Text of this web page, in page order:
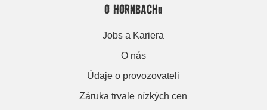
O HORNBACHu
Jobs a Kariera
O nás
Údaje o provozovateli
Záruka trvale nízkých cen